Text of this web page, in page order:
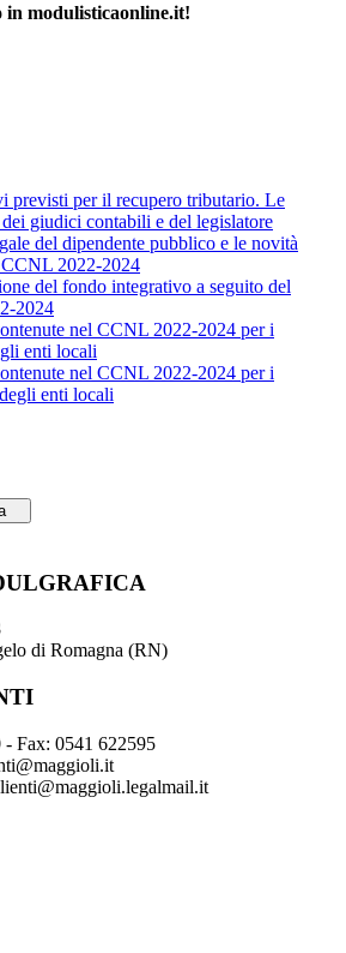
in modulisticaonline.it!
previsti per il recupero tributario. Le
giudici contabili e del legislatore
del dipendente pubblico e le novità
2022-2024
del fondo integrativo a seguito del
2024
nel CCNL 2022-2024 per i
enti locali
nel CCNL 2022-2024 per i
enti locali
di Romagna (RN)
Fax: 0541 622595